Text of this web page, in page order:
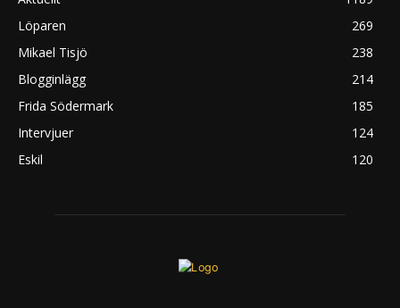
Löparen
269
Mikael Tisjö
238
Blogginlägg
214
Frida Södermark
185
Intervjuer
124
Eskil
120